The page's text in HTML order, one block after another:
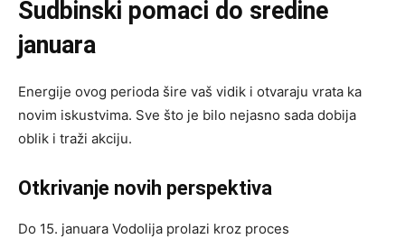
Sudbinski pomaci do sredine
januara
Energije ovog perioda šire vaš vidik i otvaraju vrata ka
novim iskustvima. Sve što je bilo nejasno sada dobija
oblik i traži akciju.
Otkrivanje novih perspektiva
Do 15. januara Vodolija prolazi kroz proces